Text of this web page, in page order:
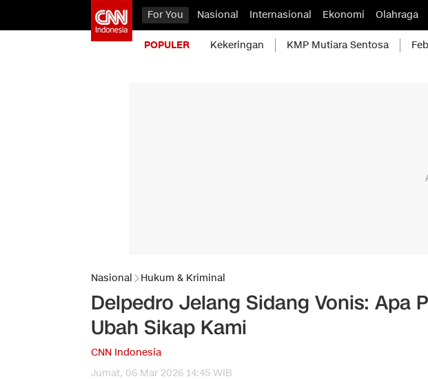
For You Nasional Internasional Ekonomi Olahraga
POPULER Kekeringan KMP Mutiara Sentosa
Nasional Hukum & Kriminal
Delpedro Jelang Sidang Vonis: Apa
Ubah Sikap Kami
CNN Indonesia
Jumat, 06 Mar 2026 14:45 WIB